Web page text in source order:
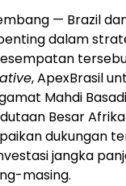
— Brazil
dalam
, ApexBrasil
Mahdi
Besar
dukungan
jangka
masing.